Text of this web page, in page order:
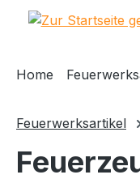
Hauptinhalt
Zur Suche springen
Zur
Home
Feuerwerksartikel